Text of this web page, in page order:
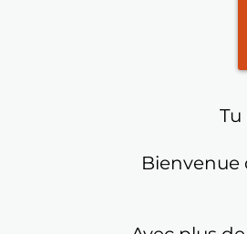
Tu
Bienvenue